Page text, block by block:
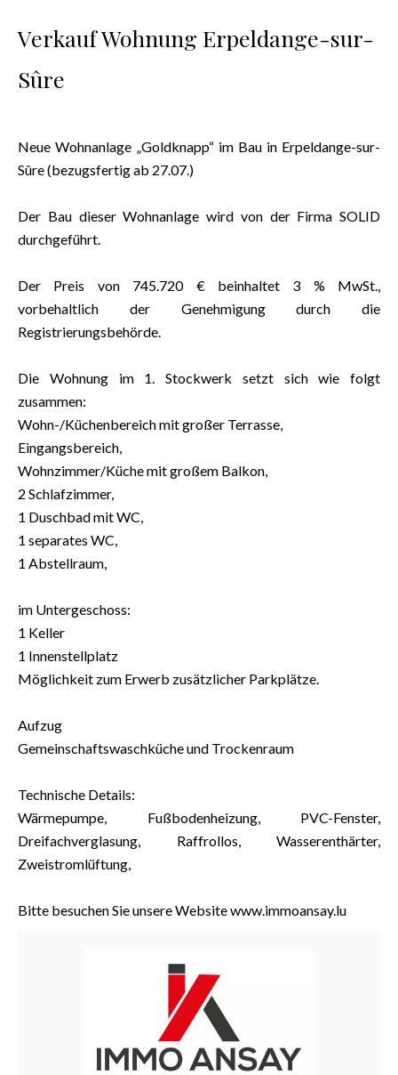
Verkauf Wohnung Erpeldange-sur-
Sûre
Neue Wohnanlage „Goldknapp“ im Bau in Erpeldange-sur-
Sûre (bezugsfertig ab 27.07.)
Der Bau dieser Wohnanlage wird von der Firma SOLID
durchgeführt.
Der Preis von 745.720 € beinhaltet 3 % MwSt.,
vorbehaltlich der Genehmigung durch die
Registrierungsbehörde.
Die Wohnung im 1. Stockwerk setzt sich wie folgt
zusammen:
Wohn-/Küchenbereich mit großer Terrasse,
Eingangsbereich,
Wohnzimmer/Küche mit großem Balkon,
2 Schlafzimmer,
1 Duschbad mit WC,
1 separates WC,
1 Abstellraum,
im Untergeschoss:
1 Keller
1 Innenstellplatz
Möglichkeit zum Erwerb zusätzlicher Parkplätze.
Aufzug
Gemeinschaftswaschküche und Trockenraum
Technische Details:
Wärmepumpe, Fußbodenheizung, PVC-Fenster,
Dreifachverglasung, Raffrollos, Wasserenthärter,
Zweistromlüftung,
Bitte besuchen Sie unsere Website www.immoansay.lu